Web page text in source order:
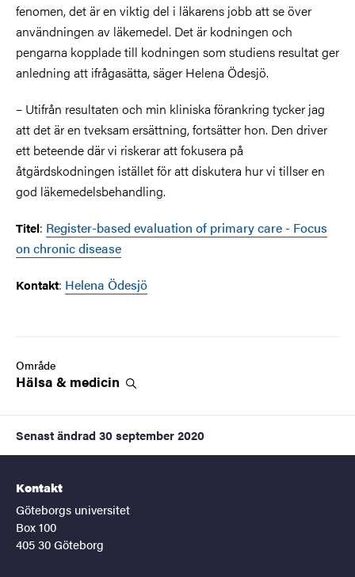
fenomen, det är en viktig del i läkarens jobb att se över
användningen av läkemedel. Det är kodningen och
pengarna kopplade till kodningen som studiens resultat ger
anledning att ifrågasätta, säger Helena Ödesjö.
– Utifrån resultaten och min kliniska förankring tycker jag
att det är en tveksam ersättning, fortsätter hon. Den driver
ett beteende där vi riskerar att fokusera på
åtgärdskodningen istället för att diskutera hur vi tillser en
god läkemedelsbehandling.
Titel: Register-based evaluation of primary care - Focus
on chronic disease
Kontakt: Helena Ödesjö
Område
Hälsa & medicin
Senast ändrad 30 september 2020
Kontakt
Göteborgs universitet
Box 100
405 30 Göteborg